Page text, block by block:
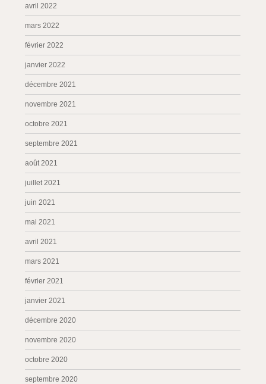
avril 2022
mars 2022
février 2022
janvier 2022
décembre 2021
novembre 2021
octobre 2021
septembre 2021
août 2021
juillet 2021
juin 2021
mai 2021
avril 2021
mars 2021
février 2021
janvier 2021
décembre 2020
novembre 2020
octobre 2020
septembre 2020